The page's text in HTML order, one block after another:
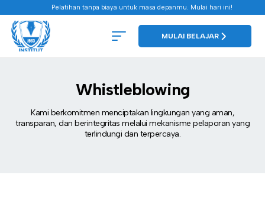
Pelatihan tanpa biaya untuk masa depanmu. Mulai hari ini!
MULAI BELAJAR
Whistleblowing
Kami berkomitmen menciptakan lingkungan yang aman,
transparan, dan berintegritas melalui mekanisme pelaporan yang
terlindungi dan terpercaya.